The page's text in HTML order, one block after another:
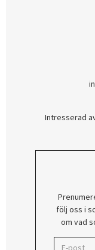
Intresserad
följ oss i
om vad